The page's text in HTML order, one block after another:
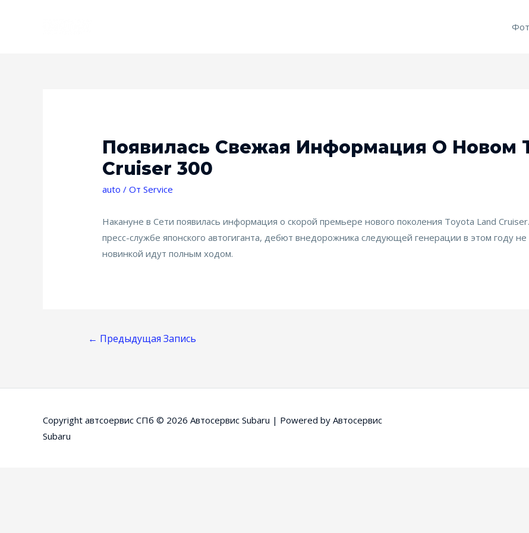
Появилась Свежая Информация О Новом
Cruiser 300
auto / От Service
Накануне в Сети появилась информация о скорой премьере нового поколения Toyota Land
пресс-службе японского автогиганта, дебют внедорожника следующей генерации в этом году
новинкой идут полным ходом.
Навигация
← Предыдущая Запись
Copyright автсоервис СПб © 2026 Автосервис Subaru | Powered by Автосервис
Subaru